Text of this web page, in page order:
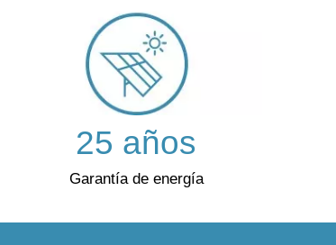
25 años
Garantía de energía